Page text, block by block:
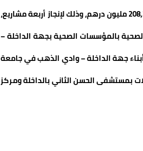
ساهم مجلس جهة الداخلة – وادي الذهب، في ما يخص قطاع الصحة، بـ208,3442 مليون درهم، وذلك لإنجاز أربعة مشاريع،
بالمؤسسات الصحية بجهة الداخلة –
من أبناء جهة الداخلة – وادي الذهب في جامعة
الحسن الثاني بالداخلة ومركز